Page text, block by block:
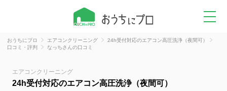
おうちにプロ エアコンクリーニング
24h受付対応のエアコン高圧洗浄（夜間可）
口コミ・評判
なっちさんの口コミ
エアコンクリーニング
24h受付対応のエアコン高圧洗浄（夜間可）